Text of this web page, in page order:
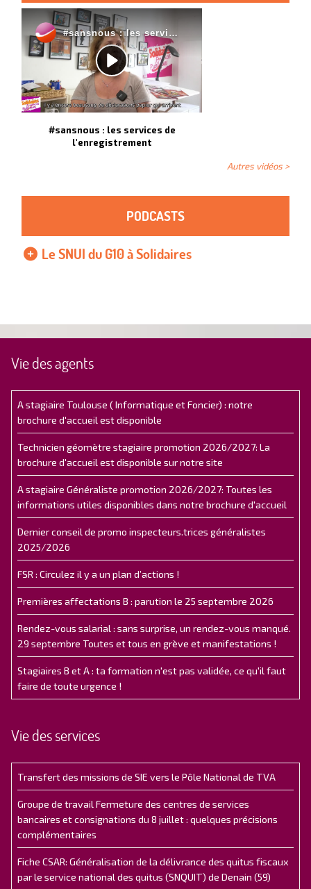
#sansnous : les services de
l'enregistrement
Autres vidéos >
PODCASTS
Le SNUI du G10 à Solidaires
Vie des agents
A stagiaire Toulouse ( Informatique et Foncier) : notre
brochure d'accueil est disponible
Technicien géomètre stagiaire promotion 2026/2027: La
brochure d'accueil est disponible sur notre site
A stagiaire Généraliste promotion 2026/2027: Toutes les
informations utiles disponibles dans notre brochure d'accueil
Dernier conseil de promo inspecteurs.trices généralistes
2025/2026
FSR : Circulez il y a un plan d’actions !
Premières affectations B : parution le 25 septembre 2026
Rendez-vous salarial : sans surprise, un rendez-vous manqué.
29 septembre Toutes et tous en grève et manifestations !
Stagiaires B et A : ta formation n'est pas validée, ce qu'il faut
faire de toute urgence !
Vie des services
Transfert des missions de SIE vers le Pôle National de TVA
Groupe de travail Fermeture des centres de services
bancaires et consignations du 8 juillet : quelques précisions
complémentaires
Fiche CSAR: Généralisation de la délivrance des quitus fiscaux
par le service national des quitus (SNQUIT) de Denain (59)